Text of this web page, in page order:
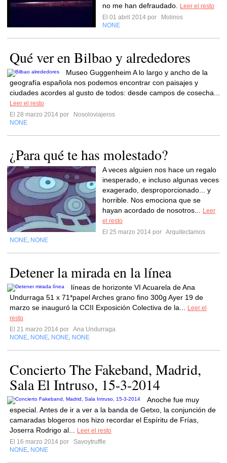
no me han defraudado.
Leer el resto
El 01 abril 2014 por
Molinos
NONE
Qué ver en Bilbao y alrededores
Museo Guggenheim A lo largo y ancho de la
geografía española nos podemos encontrar con paisajes y
ciudades acordes al gusto de todos: desde campos de cosecha...
Leer el resto
El 28 marzo 2014 por
Nosoloviajeros
NONE
¿Para qué te has molestado?
A veces alguien nos hace un regalo
inesperado, e incluso algunas veces
exagerado, desproporcionado... y
horrible. Nos emociona que se
hayan acordado de nosotros...
Leer
el resto
El 25 marzo 2014 por Arquitectamos
NONE NONE
Detener la mirada en la línea
líneas de horizonte VI Acuarela de Ana
Undurraga 51 x 71*papel Arches grano fino 300g Ayer 19 de
marzo se inauguró la CCII Exposición Colectiva de la...
Leer el
resto
El 21 marzo 2014 por Ana Undurraga
NONE NONE NONE NONE
Concierto The Fakeband, Madrid,
Sala El Intruso, 15-3-2014
Anoche fue muy
especial. Antes de ir a ver a la banda de Getxo, la conjunción de
camaradas blogeros nos hizo recordar el Espíritu de Frías,
Joserra Rodrigo al...
Leer el resto
El 16 marzo 2014 por
Savoytruffle
NONE NONE